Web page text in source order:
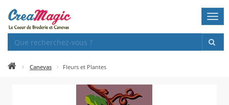
Canevas Fleurs et Plantes